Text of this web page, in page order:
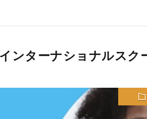
ンターナショナルスク